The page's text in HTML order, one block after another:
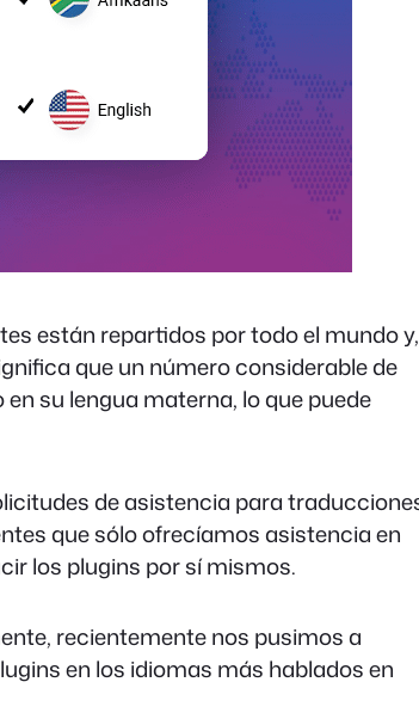
están repartidos por todo el mundo y,
que un número considerable de
su lengua materna, lo que puede
de asistencia para
que sólo ofrecíamos asistencia en
los plugins por sí mismos.
recientemente nos pusimos a
en los idiomas más hablados en